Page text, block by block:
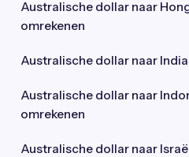
Australische dollar naar
omrekenen
Australische dollar naar
Australische dollar naar
omrekenen
Australische dollar naar